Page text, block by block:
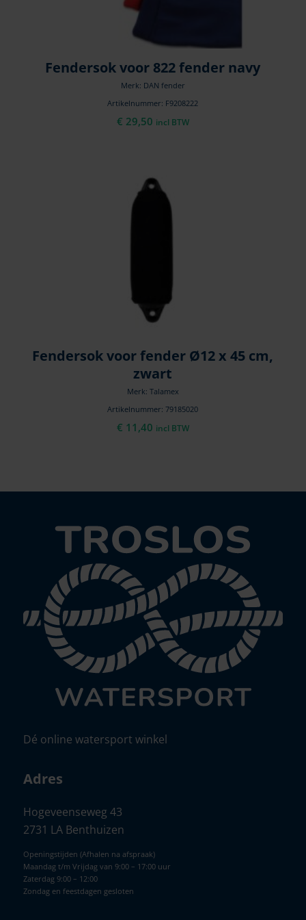
Fendersok voor 822 fender navy
Merk: DAN fender
Artikelnummer: F9208222
€ 29,50 incl BTW
Fendersok voor fender Ø12 x 45 cm,
zwart
Merk: Talamex
Artikelnummer: 79185020
€ 11,40 incl BTW
Dé online watersport winkel
Adres
Hogeveenseweg 43
2731 LA Benthuizen
Openingstijden (Afhalen na afspraak)
Maandag t/m Vrijdag van 9:00 – 17:00 uur
Zaterdag 9:00 – 12:00
Zondag en feestdagen gesloten